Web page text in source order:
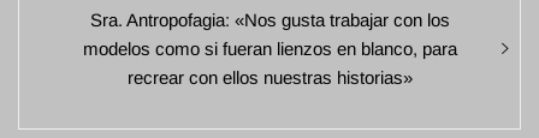
Entrada
siguiente:
Sra. Antropofagia: «Nos gusta trabajar con los
modelos como si fueran lienzos en blanco, para
recrear con ellos nuestras historias»